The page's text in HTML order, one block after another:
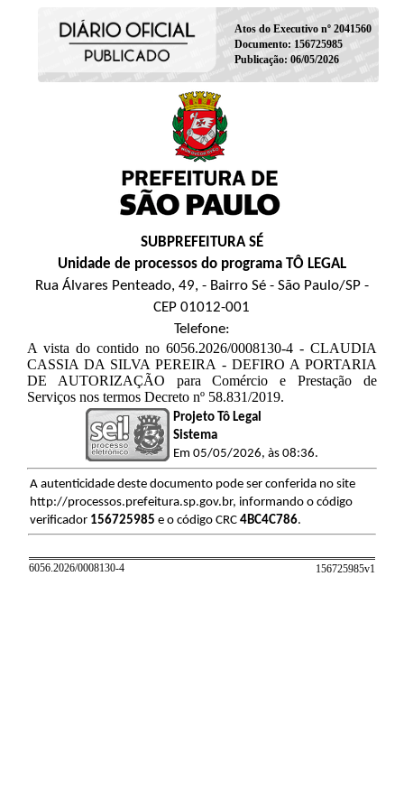
Atos do Executivo nº 2041560
Documento: 156725985
Publicação: 06/05/2026
SUBPREFEITURA SÉ
Unidade de processos do programa TÔ LEGAL
Rua Álvares Penteado, 49, - Bairro Sé - São Paulo/SP -
CEP 01012-001
Telefone:
A vista do contido no 6056.2026/0008130-4 - CLAUDIA
CASSIA DA SILVA PEREIRA - DEFIRO A PORTARIA
DE AUTORIZAÇÃO para Comércio e Prestação de
Serviços nos termos Decreto nº 58.831/2019.
Projeto Tô Legal
Sistema
Em 05/05/2026, às 08:36.
A autenticidade deste documento pode ser conferida no site
http://processos.prefeitura.sp.gov.br, informando o código
verificador 156725985 e o código CRC 4BC4C786.
6056.2026/0008130-4 156725985v1